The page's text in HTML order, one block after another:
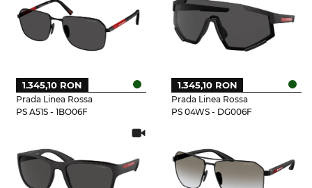
Prada Linea Rossa
PS A51S - 1BO06F
1.345,10 RON
Prada Linea Rossa
PS 04WS - DG006F
1.345,10 RON